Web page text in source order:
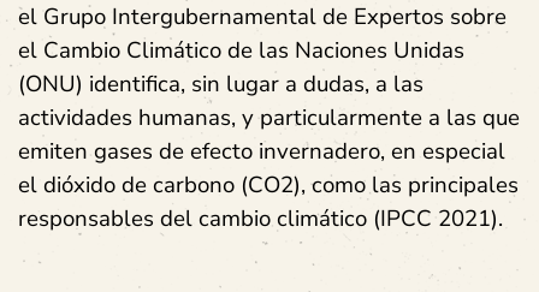
el Grupo Intergubernamental de Expertos sobre
el Cambio Climático de las Naciones Unidas
(ONU) identifica, sin lugar a dudas, a las
actividades humanas, y particularmente a las que
emiten gases de efecto invernadero, en especial
el dióxido de carbono (CO2), como las principales
responsables del cambio climático (IPCC 2021).